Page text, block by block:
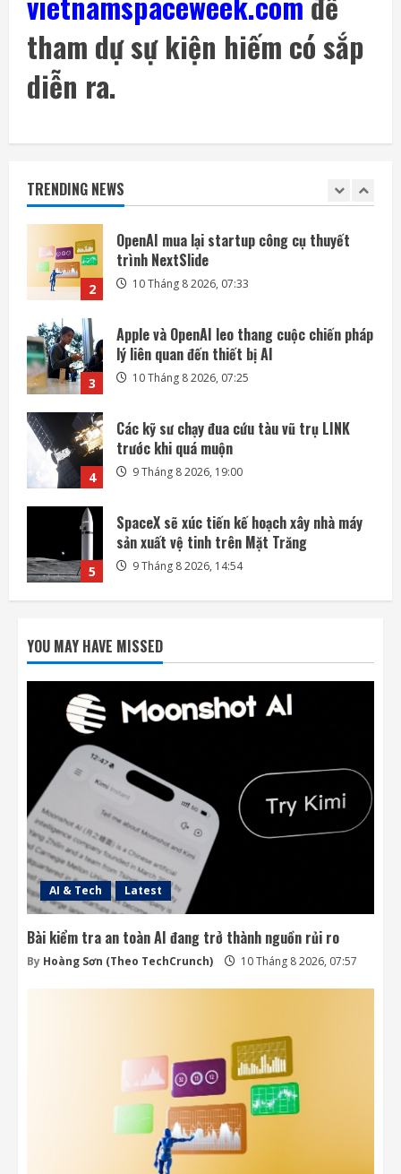
tham dự sự kiện hiếm có sắp
diễn ra.
TRENDING NEWS
5
1
Bài kiểm tra an toàn AI đang trở thành
nguồn rủi ro
2
OpenAI mua lại startup công cụ thuyết
3
Apple và OpenAI leo thang cuộc chiến pháp
lý liên quan đến thiết bị AI
10 Tháng 8 2026, 07:25
4
Các kỹ sư chạy đua cứu tàu vũ trụ LINK
trước khi quá muộn
9 Tháng 8 2026, 19:00
5
SpaceX sẽ xúc tiến kế hoạch xây nhà máy
sản xuất vệ tinh trên Mặt Trăng
9 Tháng 8 2026, 14:54
1
Bài kiểm tra an toàn AI đang trở thành
nguồn rủi ro
10 Tháng 8 2026, 07:57
2
trình NextSlide
10 Tháng 8 2026, 07:33
3
Apple và OpenAI leo thang cuộc chiến pháp
4
Các kỹ sư chạy đua cứu tàu vũ trụ LINK
trước khi quá muộn
9 Tháng 8 2026, 19:00
YOU MAY HAVE MISSED
AI & Tech Latest
Bài kiểm tra an toàn AI đang trở thành nguồn rủi ro
By Hoàng Sơn (Theo TechCrunch) 10 Tháng 8 2026, 07:57